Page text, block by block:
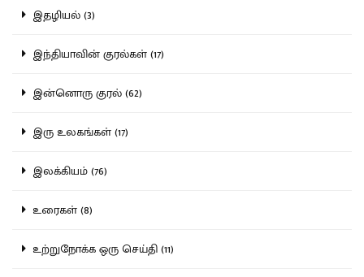
இதழியல் (3)
இந்தியாவின் குரல்கள் (17)
இன்னொரு குரல் (62)
இரு உலகங்கள் (17)
இலக்கியம் (76)
உரைகள் (8)
உற்றுநோக்க ஒரு செய்தி (11)